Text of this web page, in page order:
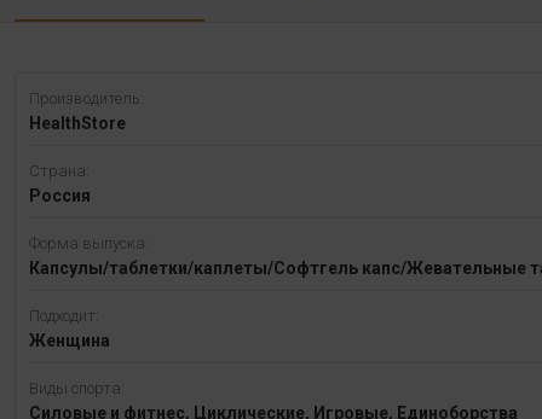
Производитель:
HealthStore
Страна:
Россия
Форма выпуска:
Капсулы/таблетки/каплеты/Софтгель капс/Жевательные
Подходит:
Женщина
Виды спорта:
Силовые и фитнес, Циклические, Игровые, Единоборства